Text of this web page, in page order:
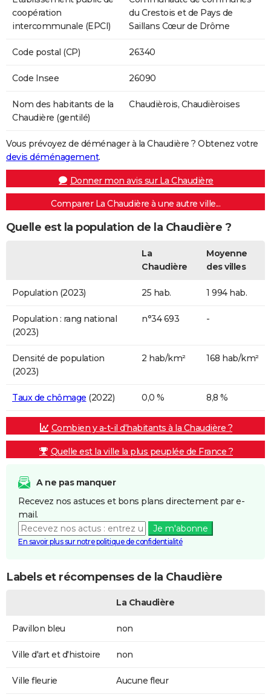
coopération
intercommunale (EPCI)
du Crestois et de Pays de
Saillans Cœur de Drôme
Code postal (CP) 26340
Code Insee 26090
Nom des habitants de la
Chaudière (gentilé)
Chaudièrois, Chaudièroises
Vous prévoyez de déménager à la Chaudière ? Obtenez votre
devis déménagement.
Donner mon avis sur La Chaudière
Comparer La Chaudière à une autre ville...
Quelle est la population de la Chaudière ?
La
Chaudière
Moyenne
des villes
Population (2023) 25 hab. 1 994 hab.
Population : rang national
(2023)
n°34 693 -
Densité de population
(2023)
2 hab/km² 168 hab/km²
Taux de chômage (2022) 0,0 % 8,8 %
Combien y a-t-il d'habitants à la Chaudière ?
Quelle est la ville la plus peuplée de France ?
A ne pas manquer
Recevez nos astuces et bons plans directement par e-
mail.
Je m'abonne
En savoir plus sur notre politique de confidentialité
Labels et récompenses de la Chaudière
La Chaudière
Pavillon bleu non
Ville d'art et d'histoire non
Ville fleurie Aucune fleur